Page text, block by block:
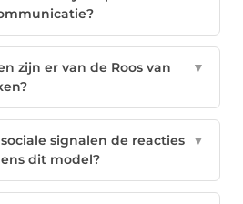
zijn er van de Roos van
▼
signalen de reacties
dit model?
▼